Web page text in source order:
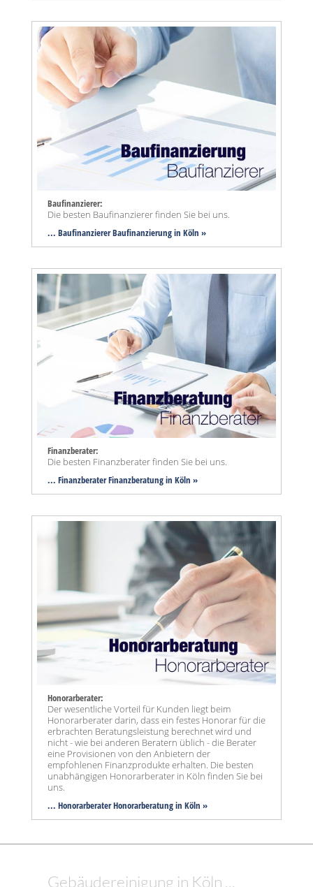
Baufinanzierer:
Die besten Baufinanzierer finden Sie bei uns.
... Baufinanzierer Baufinanzierung in Köln »
Finanzberater:
Die besten Finanzberater finden Sie bei uns.
... Finanzberater Finanzberatung in Köln »
Honorarberater:
Der wesentliche Vorteil für Kunden liegt beim
Honorarberater darin, dass ein festes Honorar für die
erbrachten Beratungsleistung berechnet wird und
nicht - wie bei anderen Beratern üblich - die Berater
eine Provisionen von den Anbietern der
empfohlenen Finanzprodukte erhalten. Die besten
unabhängigen Honorarberater in Köln finden Sie bei
uns.
... Honorarberater Honorarberatung in Köln »
Gebäudereinigung in Köln ...